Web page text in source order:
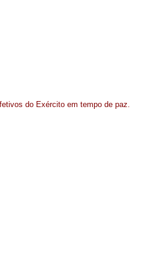
do Exército em tempo de paz.